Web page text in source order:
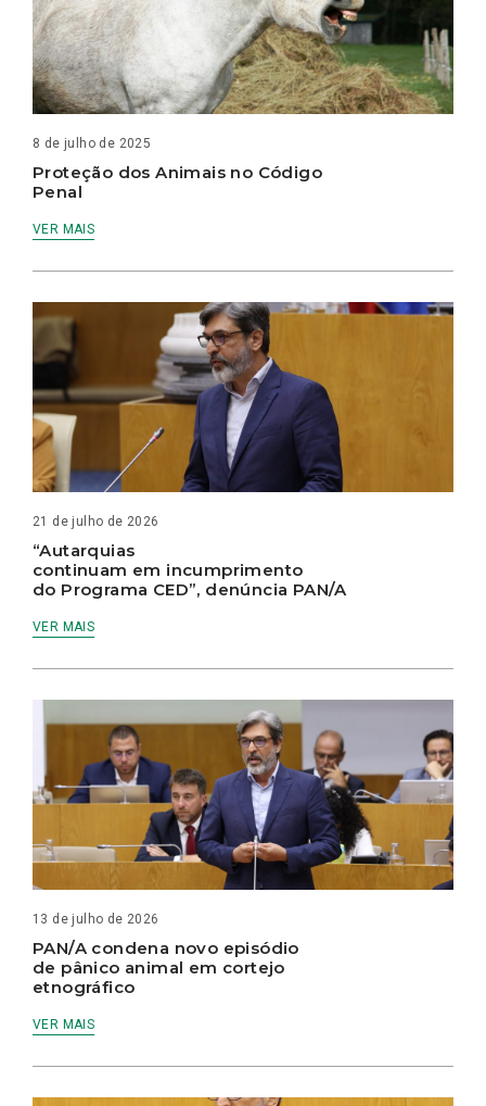
8 de julho de 2025
Proteção dos Animais no Código
Penal
VER MAIS
21 de julho de 2026
“Autarquias
continuam em incumprimento
do Programa CED”, denúncia PAN/A
VER MAIS
13 de julho de 2026
PAN/A condena novo episódio
de pânico animal em cortejo
etnográfico
VER MAIS